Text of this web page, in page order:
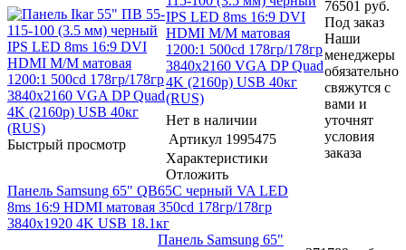
Быстрый просмотр
IPS LED 8ms 16:9 DVI
HDMI M/M матовая
1200:1 500cd 178гр/178гр
3840x2160 VGA DP Quad
4K (2160p) USB 40кг
(RUS)
Нет в наличии
Артикул 1995475
Характеристики
Отложить
76501 руб.
Под заказ
Наши
менеджеры
обязательно
свяжутся с
вами и
уточнят
условия
заказа
Панель Samsung 65" QB65C черный VA LED
8ms 16:9 HDMI матовая 350cd 178гр/178гр
3840x1920 4K USB 18.1кг
Панель Samsung 65"